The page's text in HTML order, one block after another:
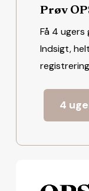
Prøv
Få 4
Indsigt,
4